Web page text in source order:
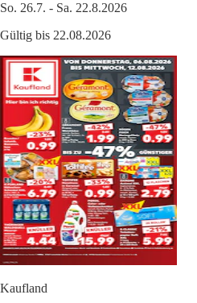
So. 26.7. - Sa. 22.8.2026
Gültig bis 22.08.2026
Kaufland